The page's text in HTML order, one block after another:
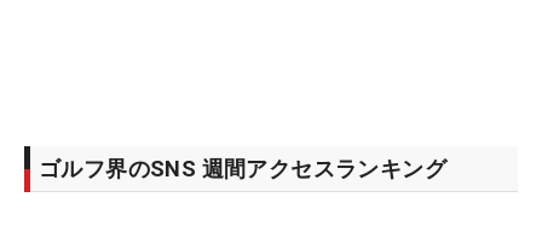
ゴルフ界のSNS 週間アクセスランキング